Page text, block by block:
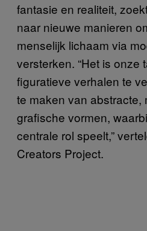
fantasie en realiteit,
naar nieuwe manieren
menselijk lichaam via
versterken. “Het is onze
figuratieve verhalen te
te maken van abstracte,
grafische vormen,
centrale rol speelt,”
Creators Project.